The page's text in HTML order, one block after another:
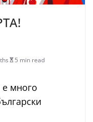
5 min read
много